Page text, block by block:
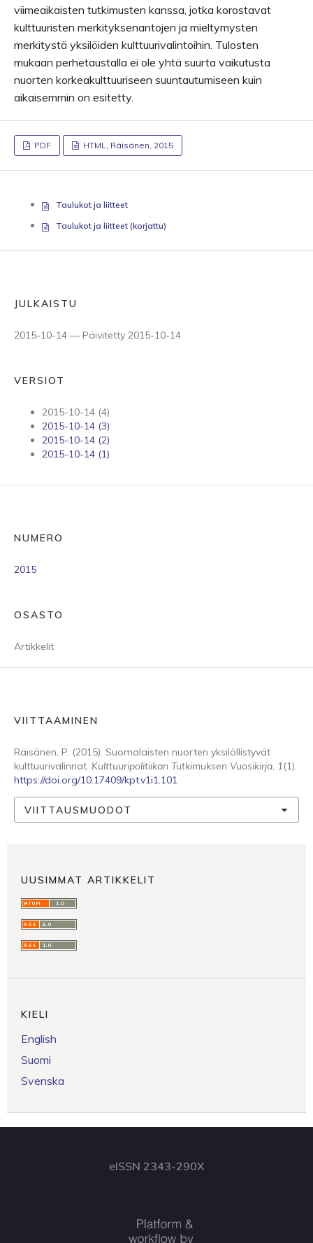
viimeaikaisten tutkimusten kanssa, jotka korostavat
kulttuuristen merkityksenantojen ja mieltymysten
merkitystä yksilöiden kulttuurivalintoihin. Tulosten
mukaan perhetaustalla ei ole yhtä suurta vaikutusta
nuorten korkeakulttuuriseen suuntautumiseen kuin
aikaisemmin on esitetty.
PDF HTML, Räisänen, 2015
Taulukot ja liitteet
Taulukot ja liitteet (korjattu)
JULKAISTU
2015-10-14 — Päivitetty 2015-10-14
VERSIOT
2015-10-14 (4)
2015-10-14 (3)
2015-10-14 (2)
2015-10-14 (1)
NUMERO
2015
OSASTO
Artikkelit
VIITTAAMINEN
Räisänen, P. (2015). Suomalaisten nuorten yksilöllistyvät
kulttuurivalinnat. Kulttuuripolitiikan Tutkimuksen Vuosikirja, 1(1).
https://doi.org/10.17409/kpt.v1i1.101
VIITTAUSMUODOT
UUSIMMAT ARTIKKELIT
KIELI
English
Suomi
Svenska
eISSN 2343-290X